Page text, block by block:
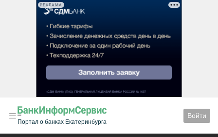
РЕКЛАМА
Портал о банках Екатеринбурга
Войти